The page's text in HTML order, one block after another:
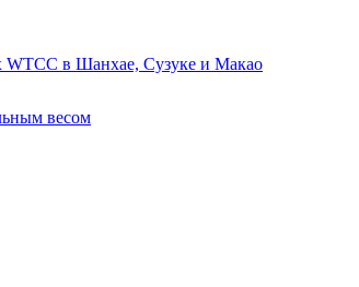
WTCC в Шанхае, Сузуке и Макао
весом